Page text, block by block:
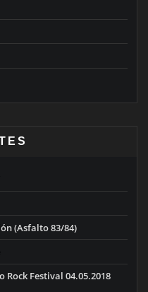
(Asfalto 83/84)
Festival 04.05.2018